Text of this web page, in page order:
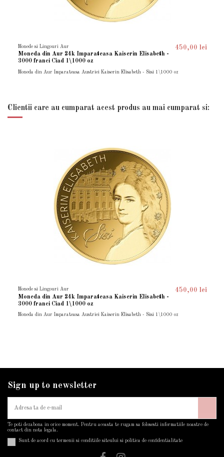
Monede si Lingouri Aur
Moneda din Aur 24k Imparateasa Kaiserin Elisabeth -
3000 franci Ciad 1\1000 oz
450,00 lei
Moneda din Aur Imparateasa Austriei Kaiserin Elisabeth - Sisi 1\1000 oz
Clientii care au cumparat acest produs au mai cumparat si:
Monede si Lingouri Aur
Moneda din Aur 24k Imparateasa Kaiserin Elisabeth -
3000 franci Ciad 1\1000 oz
450,00 lei
Moneda din Aur Imparateasa Austriei Kaiserin Elisabeth - Sisi 1\1000 oz
Sign up to newsletter
Te poti dezabona in orice moment. Pentru aceasta te rugam sa folosesti informatiile noastre de
contact din nota legala.
Sunt de acord cu termenii si conditiile siteului si politica de confidentialitate